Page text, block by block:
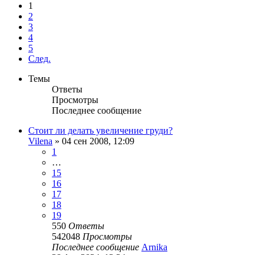
1
2
3
4
5
След.
Темы
Ответы
Просмотры
Последнее сообщение
Стоит ли делать увеличение груди?
Vilena » 04 сен 2008, 12:09
1
…
15
16
17
18
19
550 Ответы
542048 Просмотры
Последнее сообщение Arnika